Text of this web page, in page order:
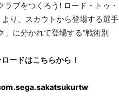
ブをつくろう! ロード・トゥ・
り、スカウトから登場する選手
に分かれて登場する“戦術別
ードはこちらから！